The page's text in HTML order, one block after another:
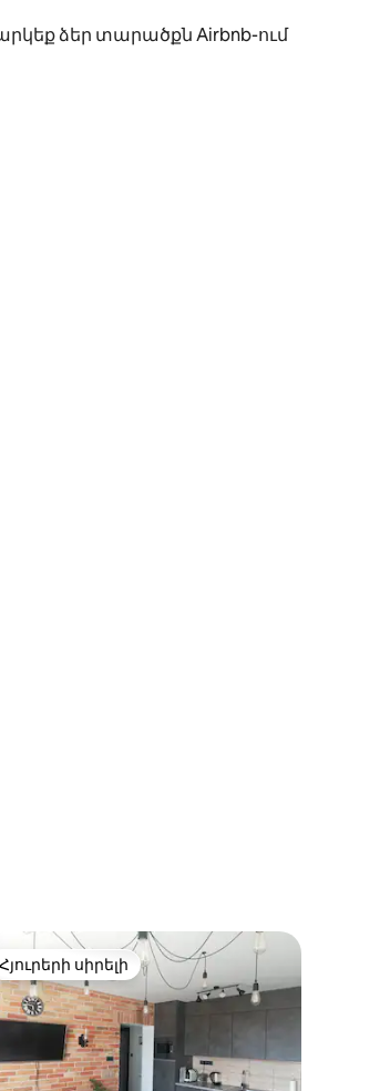
ձեր տարածքն Airbnb-ում
սահեցնելով։
Հյուրերի սիրելի
Հյուրերի սիրելի